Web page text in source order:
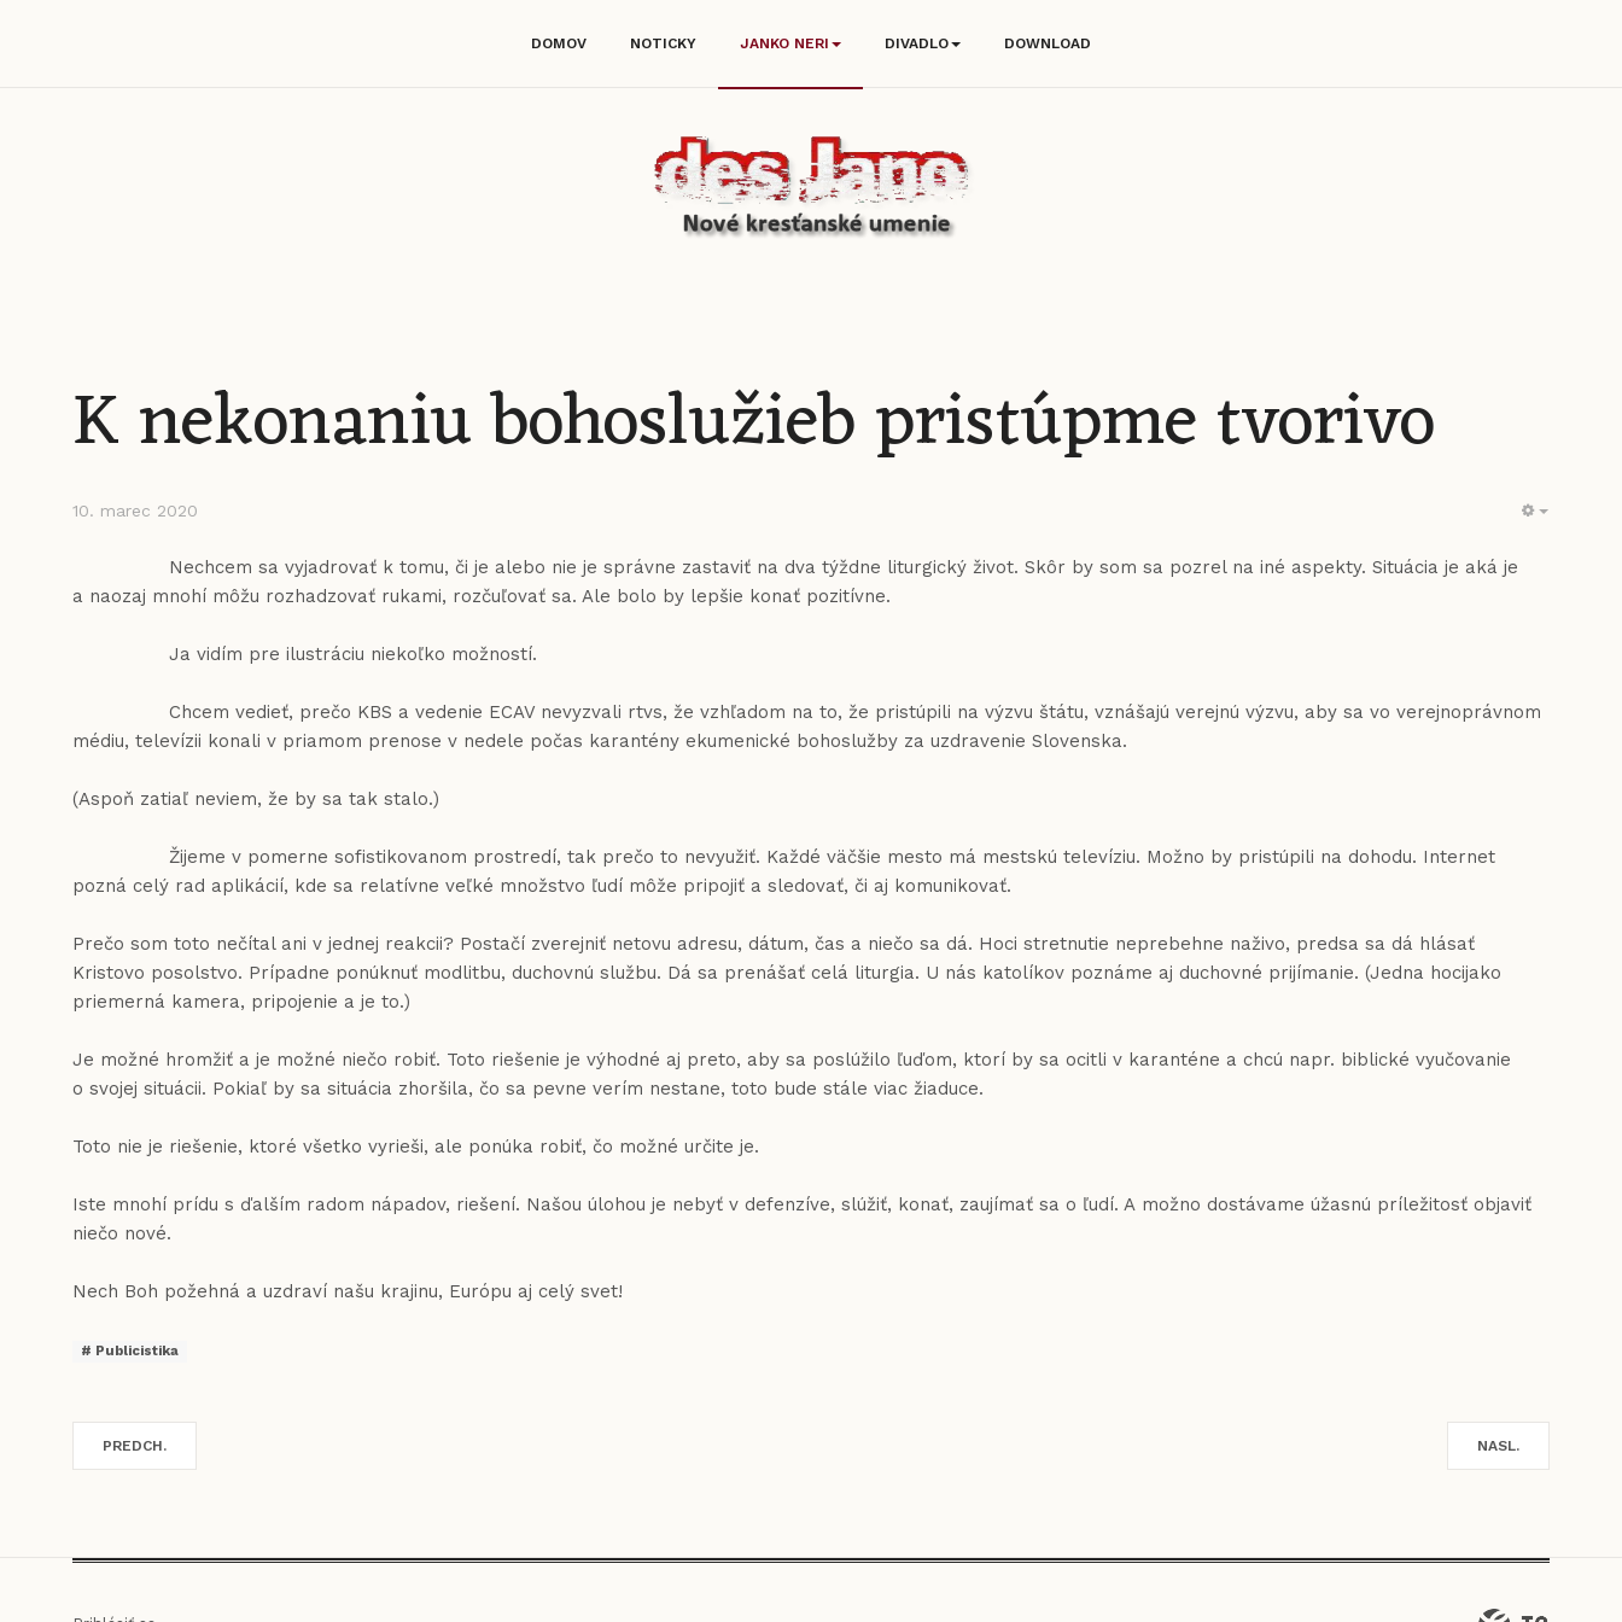
DOMOV NOTICKY JANKO NERI DIVADLO DOWNLOAD
K nekonaniu bohoslužieb pristúpme tvorivo
10. marec 2020
Nechcem sa vyjadrovať k tomu, či je alebo nie je správne zastaviť na dva týždne liturgický život. Skôr by som sa pozrel na iné aspekty. Situácia je aká je
a naozaj mnohí môžu rozhadzovať rukami, rozčuľovať sa. Ale bolo by lepšie konať pozitívne.
Ja vidím pre ilustráciu niekoľko možností.
Chcem vedieť, prečo KBS a vedenie ECAV nevyzvali rtvs, že vzhľadom na to, že pristúpili na výzvu štátu, vznášajú verejnú výzvu, aby sa vo verejnoprávnom
médiu, televízii konali v priamom prenose v nedele počas karantény ekumenické bohoslužby za uzdravenie Slovenska.
(Aspoň zatiaľ neviem, že by sa tak stalo.)
Žijeme v pomerne sofistikovanom prostredí, tak prečo to nevyužiť. Každé väčšie mesto má mestskú televíziu. Možno by pristúpili na dohodu. Internet
pozná celý rad aplikácií, kde sa relatívne veľké množstvo ľudí môže pripojiť a sledovať, či aj komunikovať.
Prečo som toto nečítal ani v jednej reakcii? Postačí zverejniť netovu adresu, dátum, čas a niečo sa dá. Hoci stretnutie neprebehne naživo, predsa sa dá hlásať
Kristovo posolstvo. Prípadne ponúknuť modlitbu, duchovnú službu. Dá sa prenášať celá liturgia. U nás katolíkov poznáme aj duchovné prijímanie. (Jedna hocijako
priemerná kamera, pripojenie a je to.)
Je možné hromžiť a je možné niečo robiť. Toto riešenie je výhodné aj preto, aby sa poslúžilo ľuďom, ktorí by sa ocitli v karanténe a chcú napr. biblické vyučovanie
o svojej situácii. Pokiaľ by sa situácia zhoršila, čo sa pevne verím nestane, toto bude stále viac žiaduce.
Toto nie je riešenie, ktoré všetko vyrieši, ale ponúka robiť, čo možné určite je.
Iste mnohí prídu s ďalším radom nápadov, riešení. Našou úlohou je nebyť v defenzíve, slúžiť, konať, zaujímať sa o ľudí. A možno dostávame úžasnú príležitosť objaviť
niečo nové.
Nech Boh požehná a uzdraví našu krajinu, Európu aj celý svet!
Publicistika
PREDCH. NASL.